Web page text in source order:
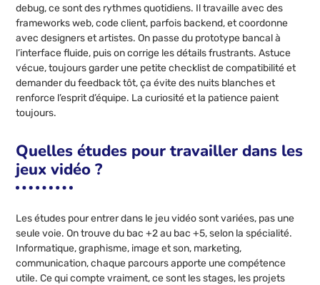
debug, ce sont des rythmes quotidiens. Il travaille avec des
frameworks web, code client, parfois backend, et coordonne
avec designers et artistes. On passe du prototype bancal à
l’interface fluide, puis on corrige les détails frustrants. Astuce
vécue, toujours garder une petite checklist de compatibilité et
demander du feedback tôt, ça évite des nuits blanches et
renforce l’esprit d’équipe. La curiosité et la patience paient
toujours.
Quelles études pour travailler dans les
jeux vidéo ?
Les études pour entrer dans le jeu vidéo sont variées, pas une
seule voie. On trouve du bac +2 au bac +5, selon la spécialité.
Informatique, graphisme, image et son, marketing,
communication, chaque parcours apporte une compétence
utile. Ce qui compte vraiment, ce sont les stages, les projets